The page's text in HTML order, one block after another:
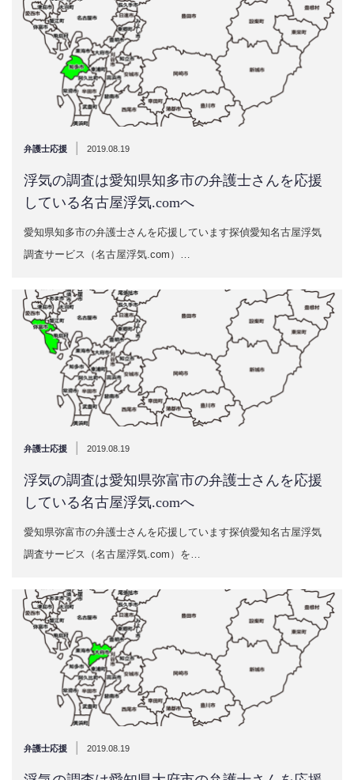
弁護士応援 | 2019.08.19
浮気の調査は愛知県知多市の弁護士さんを応援
している名古屋浮気.comへ
愛知県知多市の弁護士さんを応援しています探偵愛知名古屋浮気
調査サービス（名古屋浮気.com）…
弁護士応援 | 2019.08.19
浮気の調査は愛知県弥富市の弁護士さんを応援
している名古屋浮気.comへ
愛知県弥富市の弁護士さんを応援しています探偵愛知名古屋浮気
調査サービス（名古屋浮気.com）を…
弁護士応援 2019.08.19